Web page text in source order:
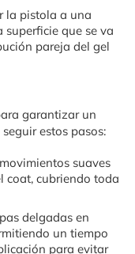
la pistola a una
que se va
pareja del gel
garantizar un
estos pasos:
suaves
coat, cubriendo toda
delgadas en
un tiempo
para evitar